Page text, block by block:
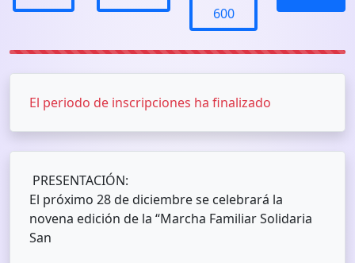
600
El periodo de inscripciones ha finalizado
PRESENTACIÓN:
El próximo 28 de diciembre se celebrará la
novena edición de la “Marcha Familiar Solidaria
San